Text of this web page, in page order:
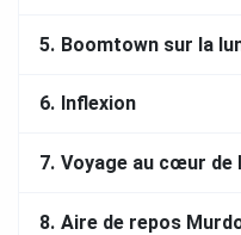
5. Boomtown sur la
6. Inflexion
7. Voyage au cœur
8. Aire de repos